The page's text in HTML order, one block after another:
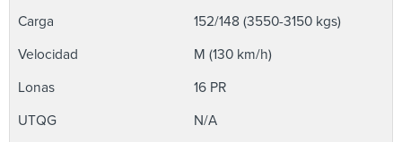
Carga 152/148 (3550-3150 kgs)
Velocidad M (130 km/h)
Lonas 16 PR
UTQG N/A